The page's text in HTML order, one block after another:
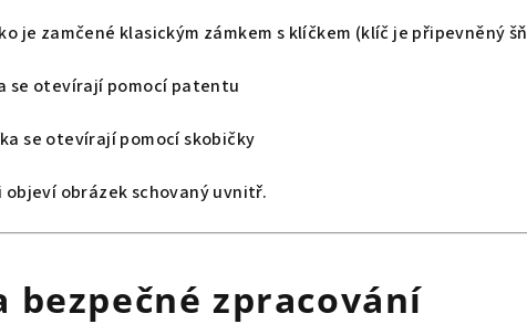
je zamčené klasickým zámkem s klíčkem (klíč je připevněný
se otevírají pomocí patentu
se otevírají pomocí skobičky
obrázek schovaný uvnitř.
bezpečné zpracování